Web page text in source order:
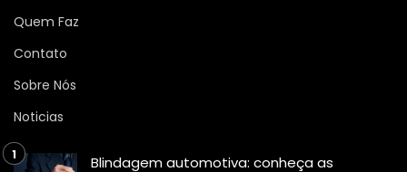
Quem Faz
Contato
Sobre Nós
Noticias
Blindagem automotiva: conheça as